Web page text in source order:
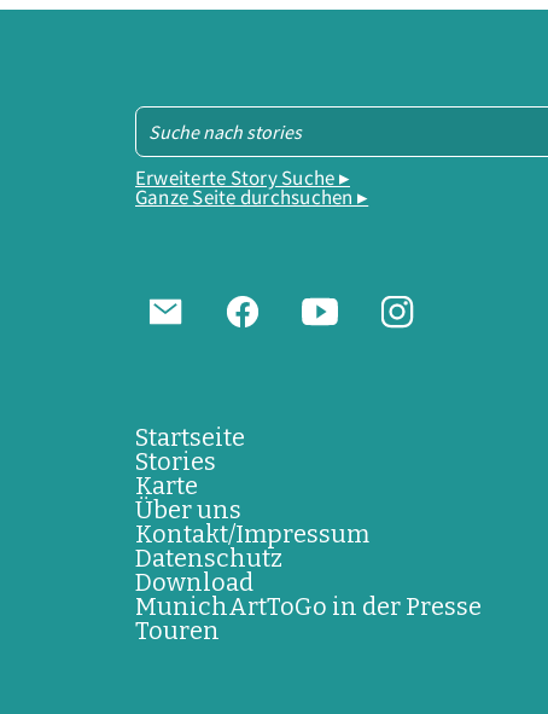
Erweiterte Story Suche ▸
Ganze Seite durchsuchen ▸
Startseite
Stories
Karte
Über uns
Kontakt/Impressum
Datenschutz
Download
MunichArtToGo in der Presse
Touren